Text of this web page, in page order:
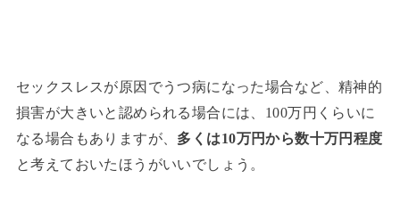
セックスレスが原因でうつ病になった場合など、精神的
損害が大きいと認められる場合には、100万円くらいに
なる場合もありますが、 多くは10万円から数十万円程度
と考えておいたほうがいいでしょう。